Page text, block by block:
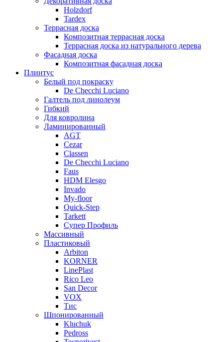
Holzdorf
Tardex
Террасная доска
Композитная террасная доска
Террасная доска из натурального дерева
Фасадная доска
Композитная фасадная доска
Плинтус
Белый под покраску
De Checchi Luciano
Галтель под линолеум
Гибкий
Для ковролина
Ламинированный
AGT
Cezar
Classen
De Checchi Luciano
Faus
HDM Elesgo
Invado
My-floor
Quick-Step
Tarkett
Супер Профиль
Массивный
Пластиковый
Arbiton
KORNER
LinePlast
Rico Leo
San Decor
VOX
Тис
Шпонированный
Kluchuk
Pedross